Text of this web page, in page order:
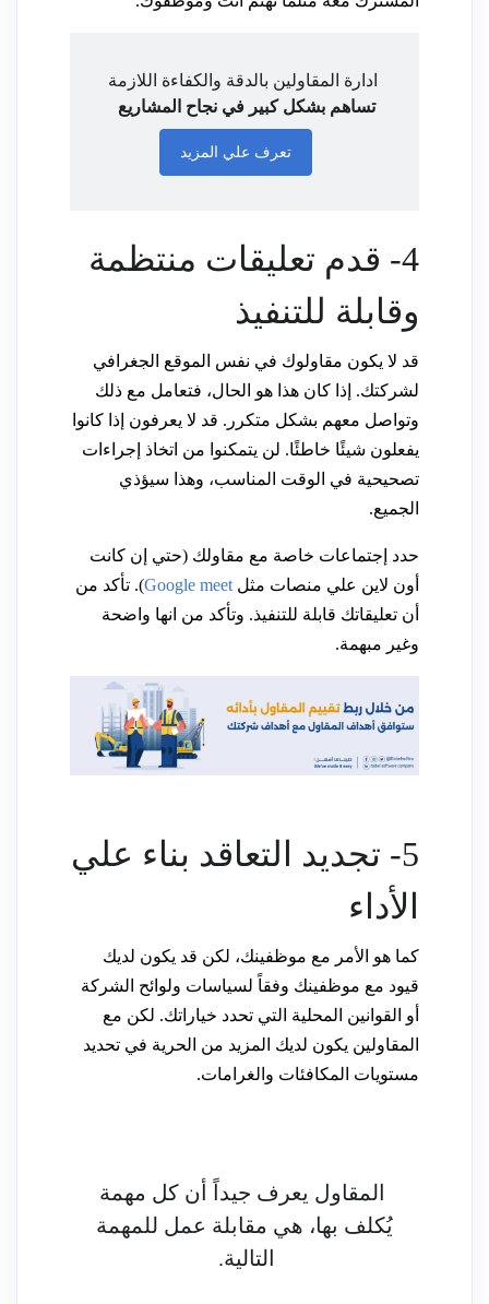
ادارة المقاولين بالدقة والكفاءة اللازمة
تساهم بشكل كبير في نجاح المشاريع
تعرف علي المزيد
4- قدم تعليقات منتظمة
وقابلة للتنفيذ
قد لا يكون مقاولوك في نفس الموقع الجغرافي
لشركتك. إذا كان هذا هو الحال، فتعامل مع ذلك
وتواصل معهم بشكل متكرر. قد لا يعرفون إذا كانوا
يفعلون شيئًا خاطئًا. لن يتمكنوا من اتخاذ إجراءات
تصحيحية في الوقت المناسب، وهذا سيؤذي
الجميع.
حدد إجتماعات خاصة مع مقاولك (حتي إن كانت
أون لاين علي منصات مثل Google meet). تأكد من
أن تعليقاتك قابلة للتنفيذ. وتأكد من انها واضحة
وغير مبهمة.
5- تجديد التعاقد بناء علي
الأداء
كما هو الأمر مع موظفينك، لكن قد يكون لديك
قيود مع موظفينك وفقاً لسياسات ولوائح الشركة
أو القوانين المحلية التي تحدد خياراتك. لكن مع
المقاولين يكون لديك المزيد من الحرية في تحديد
مستويات المكافئات والغرامات.
المقاول يعرف جيداً أن كل مهمة
يُكلف بها، هي مقابلة عمل للمهمة
التالية.